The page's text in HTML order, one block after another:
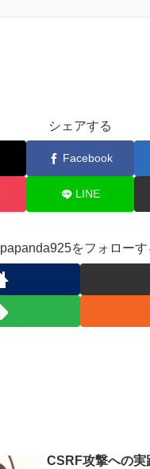
シェアする
Facebook
LINE
papanda925をフォローす
CSRF攻撃への実